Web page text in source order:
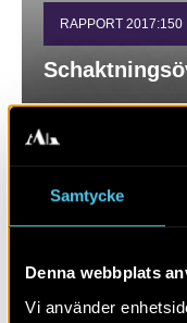
Samtycke
Denna webbplats
Vi använder
RAPPORT 2017:150